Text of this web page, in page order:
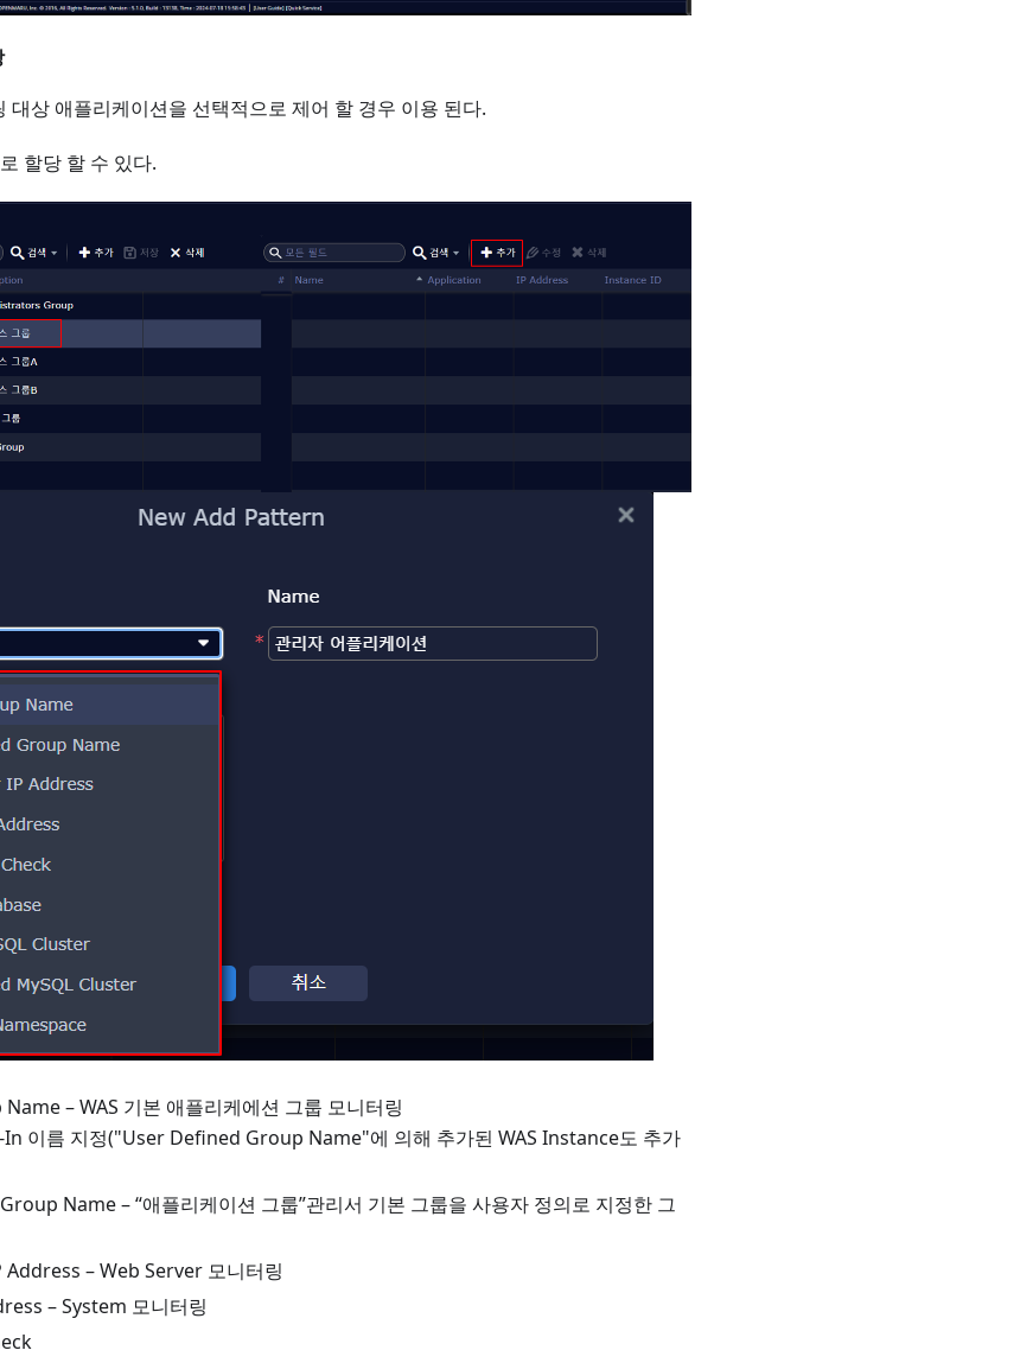
대상 애플리케이션을 선택적으로 제어 할 경우 이용 된다.
할당 할 수 있다.
– WAS 기본 애플리케에션 그룹 모니터링
In 이름 지정("User Defined Group Name"에 의해 추가된 WAS Instance도 추가
Name – “애플리케이션 그룹”관리서 기본 그룹을 사용자 정의로 지정한 그
– Web Server 모니터링
– System 모니터링